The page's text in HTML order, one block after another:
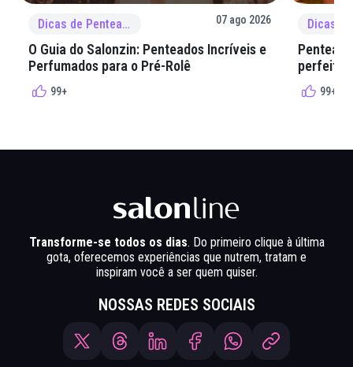
Dicas de Penteado 07 ago 2026
O Guia do Salonzin: Penteados Incríveis e
Perfumados para o Pré-Rolê
99+
perfeita
99+
Transforme-se todos os dias. Do primeiro clique à última
gota, oferecemos experiências que nutrem, tratam e
inspiram você a ser quem quiser.
NOSSAS REDES SOCIAIS